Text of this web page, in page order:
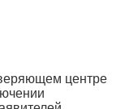
центре